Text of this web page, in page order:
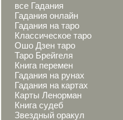
все Гадания
Гадания онлайн
Гадания на таро
Классическое таро
Ошо Дзен таро
Таро Брейгеля
Книга перемен
Гадания на рунах
Гадания на картах
Карты Ленорман
Книга судеб
Звездный оракул